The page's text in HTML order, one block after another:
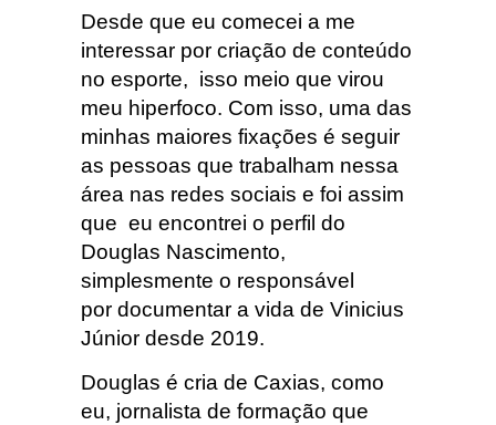
Desde que eu comecei a me
interessar por criação de conteúdo
no esporte, isso meio que virou
meu hiperfoco. Com isso, uma das
minhas maiores fixações é seguir
as pessoas que trabalham nessa
área nas redes sociais e foi assim
que eu encontrei o perfil do
Douglas Nascimento,
simplesmente o responsável
por documentar a vida de Vinicius
Júnior desde 2019.
Douglas é cria de Caxias, como
eu, jornalista de formação que